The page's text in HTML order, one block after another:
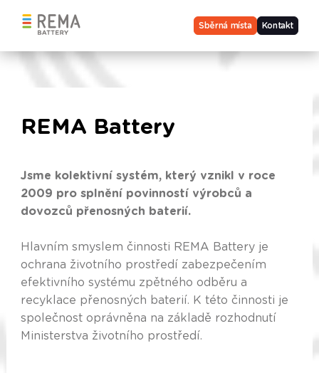
Sběrná místa Kontakt
REMA Battery
Jsme kolektivní systém, který vznikl v roce
2009 pro splnění povinností výrobců a
dovozců přenosných baterií.
Hlavním smyslem činnosti REMA Battery je
ochrana životního prostředí zabezpečením
efektivního systému zpětného odběru a
recyklace přenosných baterií. K této činnosti je
společnost oprávněna na základě rozhodnutí
Ministerstva životního prostředí.